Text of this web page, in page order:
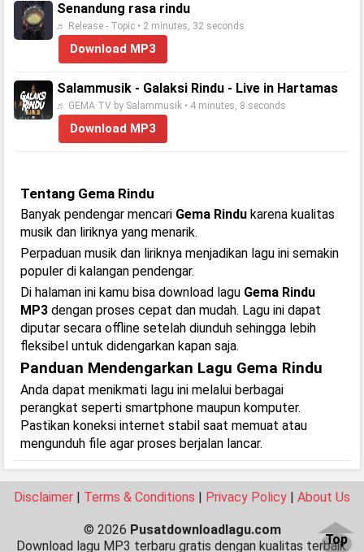
Senandung rasa rindu
♬ Release - Topic • 2 minutes, 32 seconds
Download MP3
Salammusik - Galaksi Rindu - Live in Hartamas
♬ GEMA TV by Salammusik • 4 minutes, 8 seconds
Download MP3
Tentang Gema Rindu
Banyak pendengar mencari Gema Rindu karena kualitas
musik dan liriknya yang menarik.
Perpaduan musik dan liriknya menjadikan lagu ini semakin
populer di kalangan pendengar.
Di halaman ini kamu bisa download lagu Gema Rindu
MP3 dengan proses cepat dan mudah. Lagu ini dapat
diputar secara offline setelah diunduh sehingga lebih
fleksibel untuk didengarkan kapan saja.
Panduan Mendengarkan Lagu Gema Rindu
Anda dapat menikmati lagu ini melalui berbagai
perangkat seperti smartphone maupun komputer.
Pastikan koneksi internet stabil saat memuat atau
mengunduh file agar proses berjalan lancar.
Disclaimer | Terms & Conditions | Privacy Policy | About Us
© 2026 Pusatdownloadlagu.com
Download lagu MP3 terbaru gratis dengan kualitas terbaik.
Top